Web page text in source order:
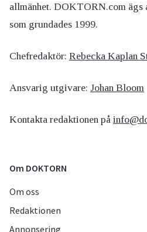
allmänhet. DOKTORN.com
som grundades 1999.
Chefredaktör: Rebecka Kaplan
Ansvarig utgivare: Johan Bloom
Kontakta redaktionen på
Om DOKTORN
Om oss
Redaktionen
Annonsering